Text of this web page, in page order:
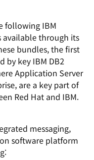
following IBM
through its
bundles, the first
by key IBM DB2
Application Server
are a key part of
Red Hat and IBM.
messaging,
software platform